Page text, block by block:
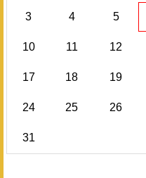
3 4 5
10 11 12
17 18 19
24 25 26
31